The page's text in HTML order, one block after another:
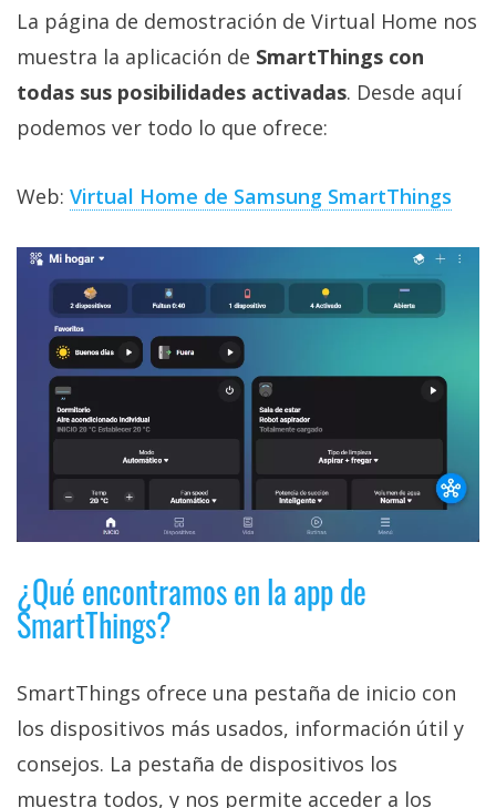
La página de demostración de Virtual Home nos
muestra la aplicación de SmartThings con
todas sus posibilidades activadas. Desde aquí
podemos ver todo lo que ofrece:
Web: Virtual Home de Samsung SmartThings
¿Qué encontramos en la app de
SmartThings?
SmartThings ofrece una pestaña de inicio con
los dispositivos más usados, información útil y
consejos. La pestaña de dispositivos los
muestra todos, y nos permite acceder a los